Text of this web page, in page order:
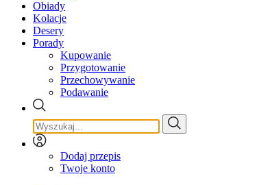
Obiady
Kolacje
Desery
Porady
Kupowanie
Przygotowanie
Przechowywanie
Podawanie
Dodaj przepis
Twoje konto